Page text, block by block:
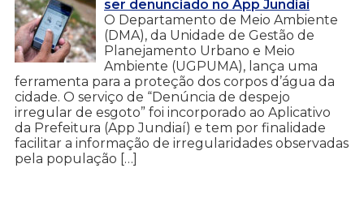
ser denunciado no App Jundiaí
O Departamento de Meio Ambiente
(DMA), da Unidade de Gestão de
Planejamento Urbano e Meio
Ambiente (UGPUMA), lança uma
ferramenta para a proteção dos corpos d’água da
cidade. O serviço de “Denúncia de despejo
irregular de esgoto” foi incorporado ao Aplicativo
da Prefeitura (App Jundiaí) e tem por finalidade
facilitar a informação de irregularidades observadas
pela população […]